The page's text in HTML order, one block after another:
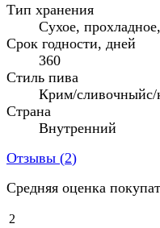
Тип хранения
Сухое,
Срок годности, дней
360
Стиль пива
Крим/сливочныйс/
Страна
Внутренний
Отзывы (2)
Средняя оценка
2